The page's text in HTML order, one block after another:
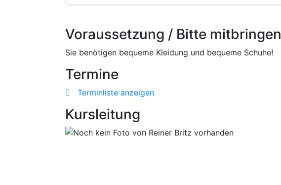
Voraussetzung / Bitte mitbringen
Sie benötigen bequeme Kleidung und bequeme Schuhe!
Termine
Terminliste anzeigen
Kursleitung